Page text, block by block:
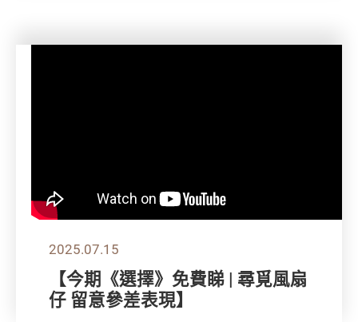
2025.07.15
【今期《選擇》免費睇 | 尋覓風扇
仔 留意參差表現】